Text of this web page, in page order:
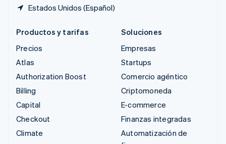
Estados Unidos (Español)
Productos y tarifas
Precios
Atlas
Authorization Boost
Billing
Capital
Checkout
Climate
Soluciones
Empresas
Startups
Comercio agéntico
Criptomoneda
E-commerce
Finanzas integradas
Automatización de